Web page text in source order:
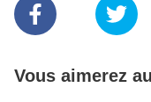
Vous aimerez